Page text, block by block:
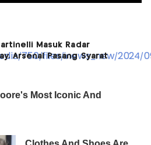
Masuk Radar
Arsenal Pasang Syarat